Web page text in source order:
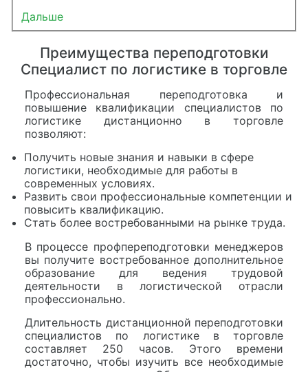
Дальше
Преимущества переподготовки
Специалист по логистике в торговле
Профессиональная переподготовка и
повышение квалификации специалистов по
логистике дистанционно в торговле
позволяют:
Получить новые знания и навыки в сфере
логистики, необходимые для работы в
современных условиях.
Развить свои профессиональные компетенции и
повысить квалификацию.
Стать более востребованными на рынке труда.
В процессе профпереподготовки менеджеров
вы получите востребованное дополнительное
образование для ведения трудовой
деятельности в логистической отрасли
профессионально.
Длительность дистанционной переподготовки
специалистов по логистике в торговле
составляет 250 часов. Этого времени
достаточно, чтобы изучить все необходимые